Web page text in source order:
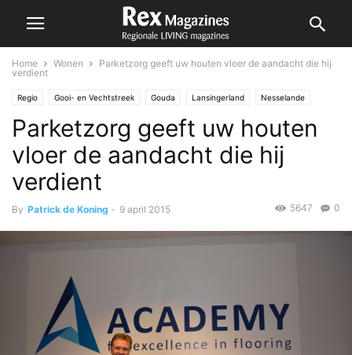
Home Wonen
Parketzorg geeft uw houten vloer de aandacht die hij
verdient
Regio Gooi- en Vechtstreek Gouda Lansingerland Nesselande
Wonen Zoetermeer
Parketzorg geeft uw houten
vloer de aandacht die hij
verdient
By Patrick de Koning - 9 april 2015 0
5647